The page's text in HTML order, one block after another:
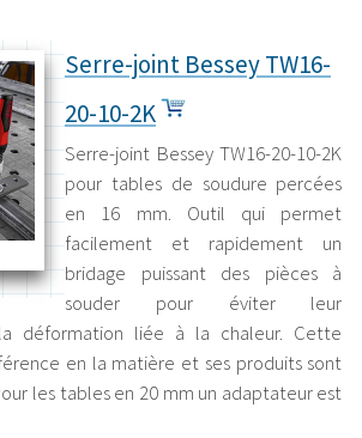
Serre-joint Bessey TW16-
20-10-2K
Serre-joint Bessey TW16-20-10-2K
pour tables de soudure percées
en 16 mm. Outil qui permet
facilement et rapidement un
bridage puissant des pièces à
souder pour éviter leur
déformation liée à la chaleur. Cette
en la matière et ses produits sont
les tables en 20 mm un adaptateur est